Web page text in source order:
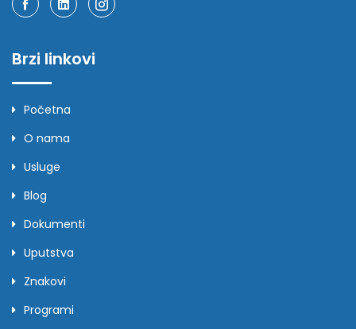
Brzi linkovi
Početna
O nama
Usluge
Blog
Dokumenti
Uputstva
Znakovi
Programi